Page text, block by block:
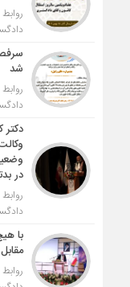
شد
دکتر
در
با